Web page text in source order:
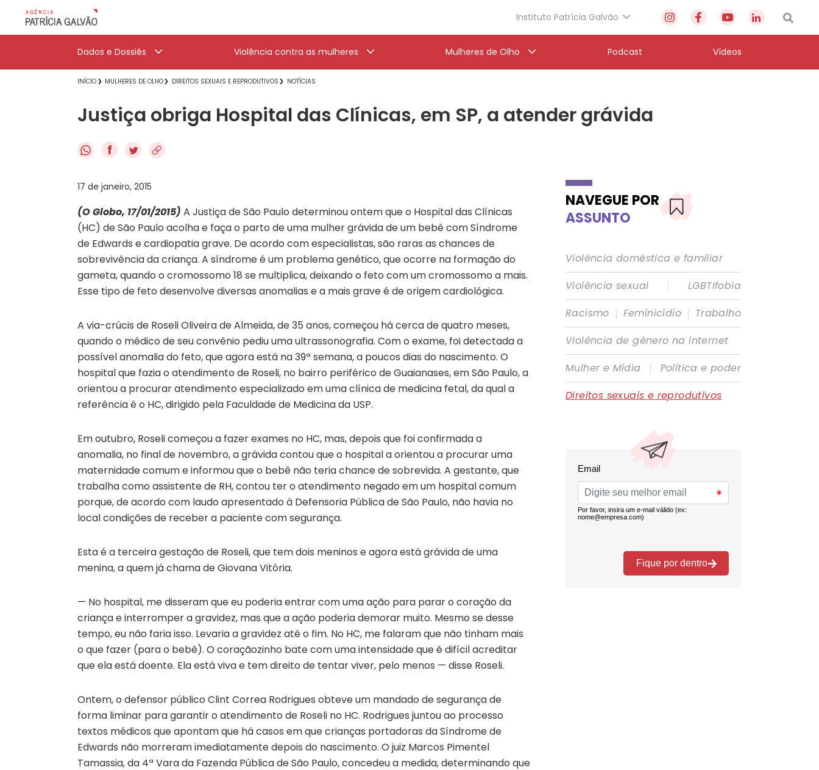
Instituto Patrícia Galvão
Dados e Dossiês Violência contra as mulheres Mulheres de Olho Podcast Vídeos
INÍCIO MULHERES DE OLHO DIREITOS SEXUAIS E REPRODUTIVOS NOTÍCIAS
Justiça obriga Hospital das Clínicas, em SP, a atender grávida
f
17 de janeiro, 2015
(O Globo, 17/01/2015) A Justiça de São Paulo determinou ontem que o Hospital das Clínicas
(HC) de São Paulo acolha e faça o parto de uma mulher grávida de um bebê com Síndrome
de Edwards e cardiopatia grave. De acordo com especialistas, são raras as chances de
sobrevivência da criança. A síndrome é um problema genético, que ocorre na formação do
gameta, quando o cromossomo 18 se multiplica, deixando o feto com um cromossomo a mais.
Esse tipo de feto desenvolve diversas anomalias e a mais grave é de origem cardiológica.
A via-crúcis de Roseli Oliveira de Almeida, de 35 anos, começou há cerca de quatro meses,
quando o médico de seu convênio pediu uma ultrassonografia. Com o exame, foi detectada a
possível anomalia do feto, que agora está na 39ª semana, a poucos dias do nascimento. O
hospital que fazia o atendimento de Roseli, no bairro periférico de Guaianases, em São Paulo, a
orientou a procurar atendimento especializado em uma clínica de medicina fetal, da qual a
referência é o HC, dirigido pela Faculdade de Medicina da USP.
Em outubro, Roseli começou a fazer exames no HC, mas, depois que foi confirmada a
anomalia, no final de novembro, a grávida contou que o hospital a orientou a procurar uma
maternidade comum e informou que o bebê não teria chance de sobrevida. A gestante, que
trabalha como assistente de RH, contou ter o atendimento negado em um hospital comum
porque, de acordo com laudo apresentado à Defensoria Pública de São Paulo, não havia no
local condições de receber a paciente com segurança.
Esta é a terceira gestação de Roseli, que tem dois meninos e agora está grávida de uma
menina, a quem já chama de Giovana Vitória.
— No hospital, me disseram que eu poderia entrar com uma ação para parar o coração da
criança e interromper a gravidez, mas que a ação poderia demorar muito. Mesmo se desse
tempo, eu não faria isso. Levaria a gravidez até o fim. No HC, me falaram que não tinham mais
o que fazer (para o bebê). O coraçãozinho bate com uma intensidade que é difícil acreditar
que ela está doente. Ela está viva e tem direito de tentar viver, pelo menos — disse Roseli.
Ontem, o defensor público Clint Correa Rodrigues obteve um mandado de segurança de
forma liminar para garantir o atendimento de Roseli no HC. Rodrigues juntou ao processo
textos médicos que apontam que há casos em que crianças portadoras da Síndrome de
Edwards não morreram imediatamente depois do nascimento. O juiz Marcos Pimentel
Tamassia, da 4ª Vara da Fazenda Pública de São Paulo, concedeu a medida, determinando que
NAVEGUE POR
ASSUNTO
Violência doméstica e familiar
Violência sexual
|
LGBTIfobia
Racismo | Feminicídio | Trabalho
Violência de gênero na internet
Mulher e Mídia
|
Política e poder
Direitos sexuais e reprodutivos